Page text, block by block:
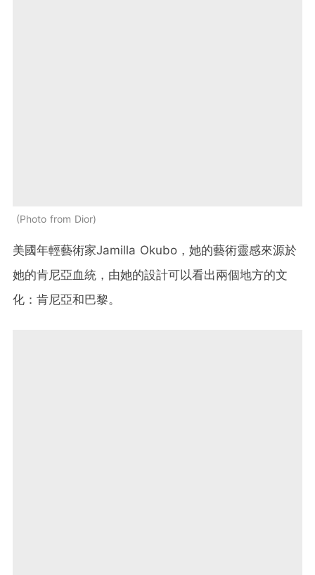
Photo from Dior
美國年輕藝術家Jamilla Okubo ，她的藝術靈感來源於
她的肯尼亞血統，由她的設計可以看出兩個地方的文
化：肯尼亞和巴黎。